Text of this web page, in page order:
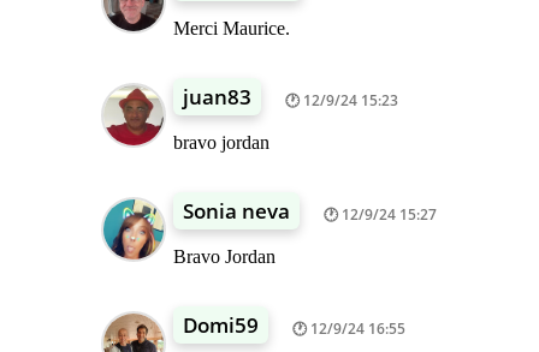
Merci Maurice.
juan83 12/9/24 15:23
bravo jordan
Sonia neva 12/9/24 15:27
Bravo Jordan
Domi59 12/9/24 16:55